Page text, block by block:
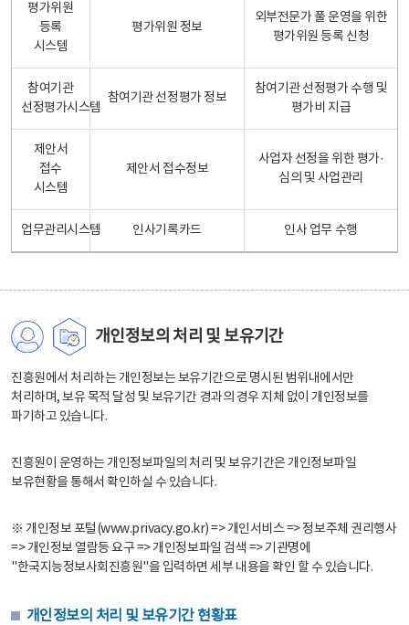
평가위원
등록
시스템
평가위원 정보
외부전문가 풀 운영을 위한
평가위원 등록 신청
참여기관
선정평가시스템
참여기관 선정평가 정보
참여기관 선정평가 수행 및
평가비 지급
제안서
접수
시스템
제안서 접수정보
사업자 선정을 위한 평가·
심의 및 사업관리
업무관리시스템 인사기록카드 인사 업무 수행
개인정보의 처리 및 보유기간
진흥원에서 처리하는 개인정보는 보유기간으로 명시된 범위내에서만
처리하며, 보유 목적 달성 및 보유기간 경과의 경우 지체 없이 개인정보를
파기하고 있습니다.
진흥원이 운영하는 개인정보파일의 처리 및 보유기간은 개인정보파일
보유현황을 통해서 확인하실 수 있습니다.
※ 개인정보 포털(www.privacy.go.kr) => 개인서비스 => 정보주체 권리행사
=> 개인정보 열람등 요구 => 개인정보파일 검색 => 기관명에
"한국지능정보사회진흥원"을 입력하면 세부 내용을 확인 할 수 있습니다.
개인정보의 처리 및 보유기간 현황표